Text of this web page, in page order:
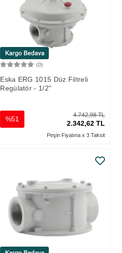
(0)
Eska ERG 1015 Düz Filtreli
Regülatör - 1/2"
4.742,98 TL
2.342,62 TL
%51
Peşin Fiyatına x 3 Taksit